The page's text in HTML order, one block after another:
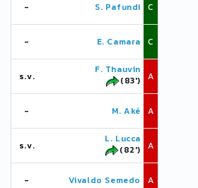
- S. Pafundi C
- E. Camara C
s.v.
F. Thauvin
(83')
A
- M. Aké A
s.v.
L. Lucca
(82')
A
- Vivaldo Semedo A